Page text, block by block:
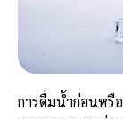
การดื่มน้ำก่อนหรื